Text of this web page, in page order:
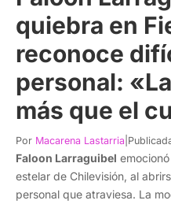
quiebra en
reconoce
personal:
más que el
Por Macarena Lastarria
Faloon Larraguibel
estelar de Chilevisión, al
personal que atraviesa. La